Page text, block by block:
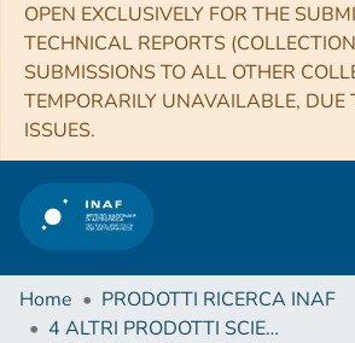
OPEN EXCLUSIVELY FOR THE
TECHNICAL REPORTS
SUBMISSIONS TO ALL OTHER
TEMPORARILY UNAVAILABLE, DUE
ISSUES.
Home
PRODOTTI RICERCA INAF
4 ALTRI PRODOTTI SCIENTIFICI (Other scientific products)